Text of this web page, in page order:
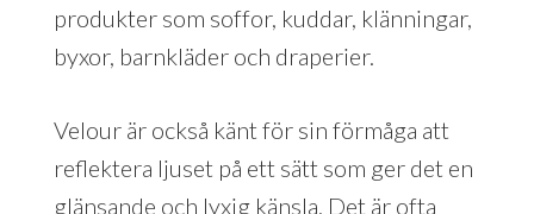
produkter som soffor, kuddar, klänningar,
byxor, barnkläder och draperier.
Velour är också känt för sin förmåga att
reflektera ljuset på ett sätt som ger det en
glänsande och lyxig känsla. Det är ofta